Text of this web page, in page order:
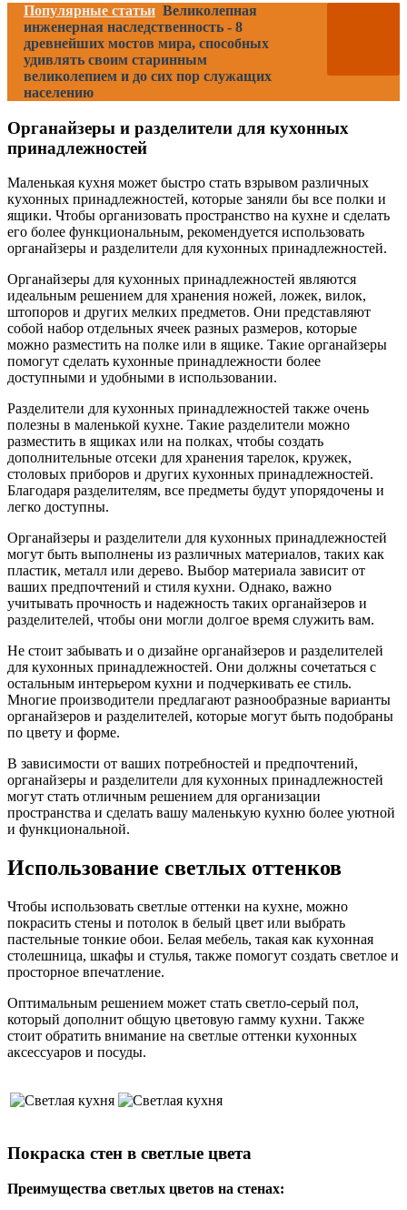
Популярные статьи Великолепная
инженерная наследственность - 8
древнейших мостов мира, способных
удивлять своим старинным
великолепием и до сих пор служащих
населению
Органайзеры и разделители для кухонных
принадлежностей
Маленькая кухня может быстро стать взрывом различных
кухонных принадлежностей, которые заняли бы все полки и
ящики. Чтобы организовать пространство на кухне и сделать
его более функциональным, рекомендуется использовать
органайзеры и разделители для кухонных принадлежностей.
Органайзеры для кухонных принадлежностей являются
идеальным решением для хранения ножей, ложек, вилок,
штопоров и других мелких предметов. Они представляют
собой набор отдельных ячеек разных размеров, которые
можно разместить на полке или в ящике. Такие органайзеры
помогут сделать кухонные принадлежности более
доступными и удобными в использовании.
Разделители для кухонных принадлежностей также очень
полезны в маленькой кухне. Такие разделители можно
разместить в ящиках или на полках, чтобы создать
дополнительные отсеки для хранения тарелок, кружек,
столовых приборов и других кухонных принадлежностей.
Благодаря разделителям, все предметы будут упорядочены и
легко доступны.
Органайзеры и разделители для кухонных принадлежностей
могут быть выполнены из различных материалов, таких как
пластик, металл или дерево. Выбор материала зависит от
ваших предпочтений и стиля кухни. Однако, важно
учитывать прочность и надежность таких органайзеров и
разделителей, чтобы они могли долгое время служить вам.
Не стоит забывать и о дизайне органайзеров и разделителей
для кухонных принадлежностей. Они должны сочетаться с
остальным интерьером кухни и подчеркивать ее стиль.
Многие производители предлагают разнообразные варианты
органайзеров и разделителей, которые могут быть подобраны
по цвету и форме.
В зависимости от ваших потребностей и предпочтений,
органайзеры и разделители для кухонных принадлежностей
могут стать отличным решением для организации
пространства и сделать вашу маленькую кухню более уютной
и функциональной.
Использование светлых оттенков
Чтобы использовать светлые оттенки на кухне, можно
покрасить стены и потолок в белый цвет или выбрать
пастельные тонкие обои. Белая мебель, такая как кухонная
столешница, шкафы и стулья, также помогут создать светлое и
просторное впечатление.
Оптимальным решением может стать светло-серый пол,
который дополнит общую цветовую гамму кухни. Также
стоит обратить внимание на светлые оттенки кухонных
аксессуаров и посуды.
Покраска стен в светлые цвета
Преимущества светлых цветов на стенах: